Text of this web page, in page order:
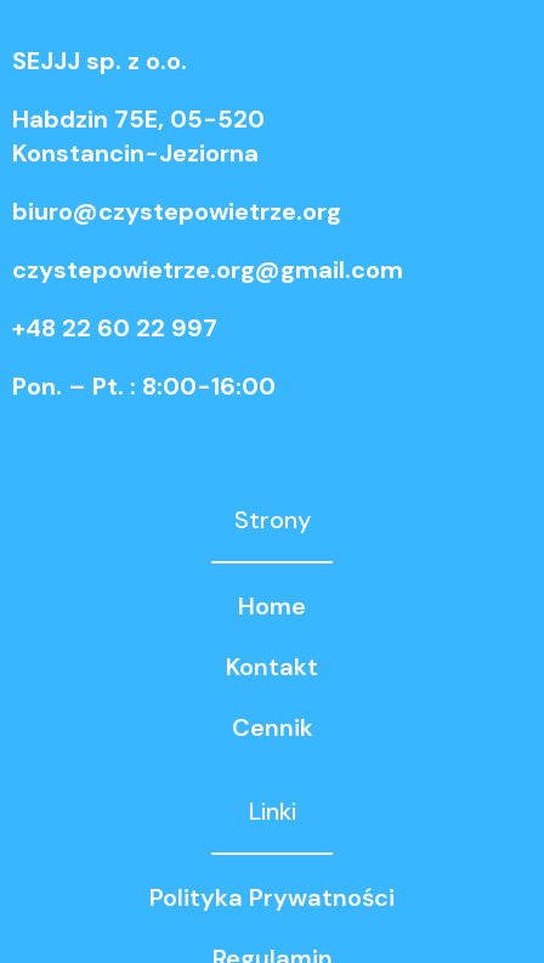
SEJJJ sp. z o.o.
Habdzin 75E, 05-520
Konstancin-Jeziorna
biuro@czystepowietrze.org
czystepowietrze.org@gmail.com
+48 22 60 22 997
Pon. – Pt. : 8:00-16:00
Strony
Home
Kontakt
Cennik
Linki
Polityka Prywatności